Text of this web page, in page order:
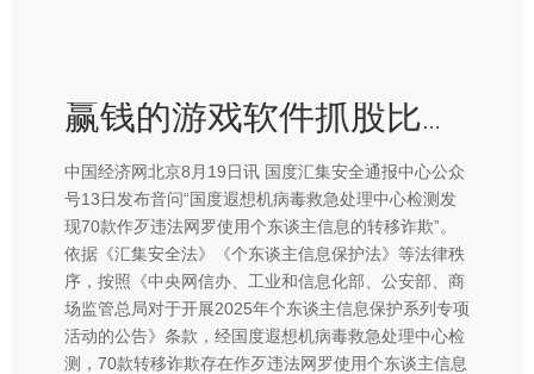
赢钱的游戏软件抓股比例为25.34%；姚文彬为第二大推进-赢钱的游戏软件·(中国)官方网站
中国经济网北京8月19日讯 国度汇集安全通报中心公众
号13日发布音问“国度遐想机病毒救急处理中心检测发
现70款作歹违法网罗使用个东谈主信息的转移诈欺”。
依据《汇集安全法》《个东谈主信息保护法》等法律秩
序，按照《中央网信办、工业和信息化部、公安部、商
场监管总局对于开展2025年个东谈主信息保护系列专项
活动的公告》条款，经国度遐想机病毒救急处理中心检
测，70款转移诈欺存在作歹违法网罗使用个东谈主信息